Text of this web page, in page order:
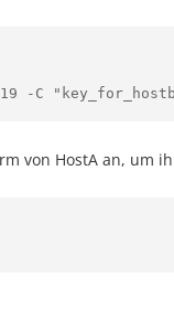
von HostA an, um